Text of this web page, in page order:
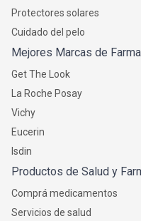
Protectores solares
Cuidado del pelo
Mejores Marcas de
Get The Look
La Roche Posay
Vichy
Eucerin
Isdin
Productos de Salud y
Comprá medicamentos
Servicios de salud